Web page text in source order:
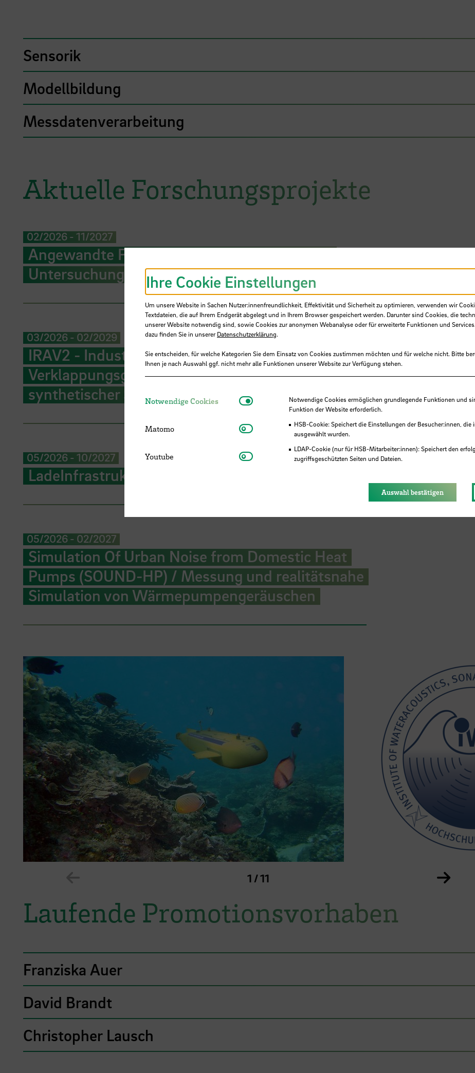
Sensorik
Modellbildung
Messdatenverarbeitung
Aktuelle Forschungsprojekte
02/2026- 11/2027
Angewandte Forschung für Audioforensische
Untersuchungen
03/2026- 02/2029
IRAV2 - Industrielle Räumung von Altlasten in
Verklappungsgebieten 2; Vorhaben: Erzeugung
synthetischer Sonardaten
05/2026- 10/2027
LadeInfrastruktureinrichtungsAgentenModell
05/2026- 02/2027
Simulation Of Urban Noise from Domestic Heat
Pumps (SOUND-HP) / Messung und realitätsnahe
Simulation von Wärmepumpengeräuschen
Zeige vorheriges Element im Karussell
1 / 11
Laufende Promotionsvorhaben
Franziska Auer
David Brandt
Christopher Lausch
Ihre Cookie Einstellungen
Um unsere Website in Sachen Nutzer:innenfreundlichkeit, Effektivität und Sicherheit zu optimieren, verwenden wir
Textdateien, die auf Ihrem Endgerät abgelegt und in Ihrem Browser gespeichert werden. Darunter sind Cookies, die
unserer Website notwendig sind, sowie Cookies zur anonymen Webanalyse oder für erweiterte Funktionen und
dazu finden Sie in unsererDatenschutzerklärung.
Sie entscheiden, für welche Kategorien Sie dem Einsatz von Cookies zustimmen möchten und für welche nicht. Bitte
Ihnen je nach Auswahl ggf. nicht mehr alle Funktionen unserer Website zur Verfügung stehen.
Notwendige Cookies Notwendige CookiesNotwendige Cookies ermöglichen grundlegende Funktionen und
Funktion der Website erforderlich.
HSB-Cookie: Speichert die Einstellungen der Besucher:innen, die
ausgewählt wurden.
LDAP-Cookie (nur für HSB-Mitarbeiter:innen): Speichert den
zugriffsgeschützten Seiten und Dateien.
Matomo Matomo
Youtube Youtube
Auswahl bestätigen